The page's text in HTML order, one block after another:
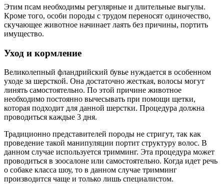
Этим псам необходимы регулярные и длительные выгулы.
Кроме того, особи породы с трудом переносят одиночество,
скучающее животное начинает лаять без причины, портить
имущество.
Уход и кормление
Великолепный фландрийский бувье нуждается в особенном
уходе за шерсткой. Она достаточно жесткая, волосы могут
линять самостоятельно. По этой причине животное
необходимо постоянно вычесывать при помощи щетки,
которая подходит для данной шерстки. Процедура должна
проводиться каждые 3 дня.
Традиционно представителей породы не стригут, так как
проведение такой манипуляции портит структуру волос. В
данном случае используется тримминг. Эта процедура может
проводиться в зоосалоне или самостоятельно. Когда идет речь
о собаке класса шоу, то в данном случае тримминг
производится чаще и только лишь специалистом.